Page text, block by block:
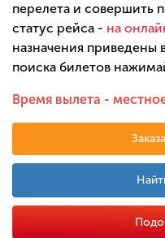
перелета и совершить
статус рейса - на
назначения приведены
поиска билетов
Время вылета -